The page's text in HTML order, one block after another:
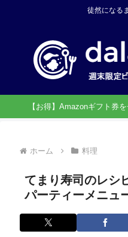
徒然になる
【お得】Amazonギフト券
ホーム 料理
てまり寿司のレシ
パーティーメニュ